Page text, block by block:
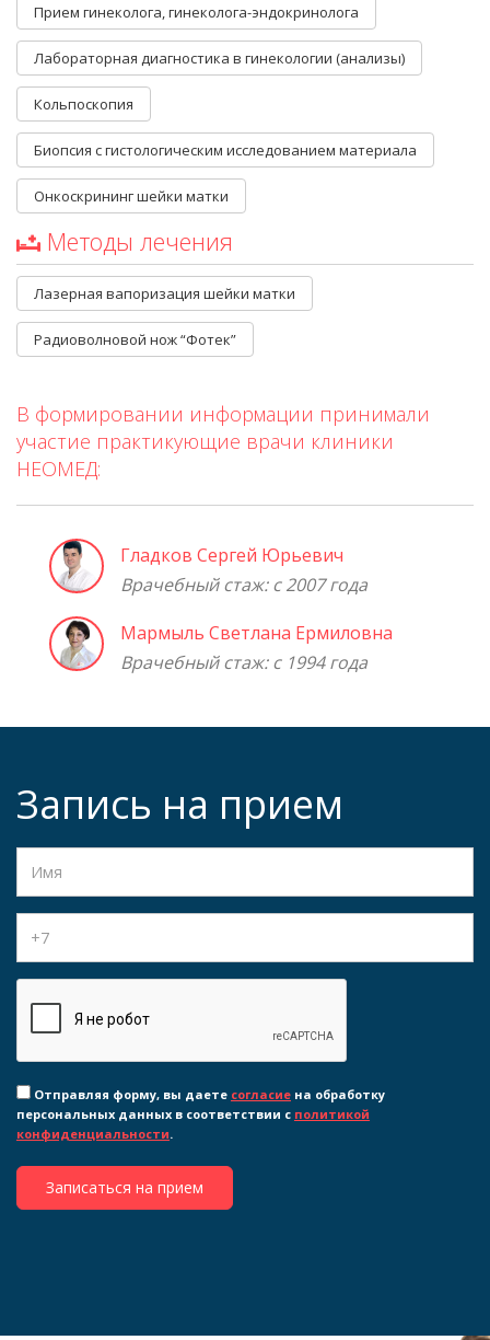
Прием гинеколога, гинеколога-эндокринолога
Лабораторная диагностика в гинекологии (анализы)
Кольпоскопия
Биопсия с гистологическим исследованием материала
Онкоскрининг шейки матки
Методы лечения
Лазерная вапоризация шейки матки
Радиоволновой нож “Фотек”
В формировании информации принимали
участие практикующие врачи клиники
НЕОМЕД:
Гладков Сергей Юрьевич
Врачебный стаж: с 2007 года
Мармыль Светлана Ермиловна
Врачебный стаж: с 1994 года
Запись на прием
Отправляя форму, вы даете согласие на обработку
персональных данных в соответствии с политикой
конфиденциальности.
Записаться на прием